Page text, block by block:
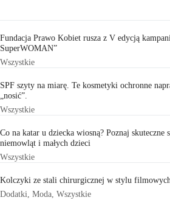
Fundacja Prawo Kobiet rusza z V edycją
SuperWOMAN”
Wszystkie
SPF szyty na miarę. Te kosmetyki ochronne
„nosić”.
Wszystkie
Co na katar u dziecka wiosną? Poznaj skuteczne
niemowląt i małych dzieci
Wszystkie
Kolczyki ze stali chirurgicznej w stylu
Dodatki Moda Wszystkie